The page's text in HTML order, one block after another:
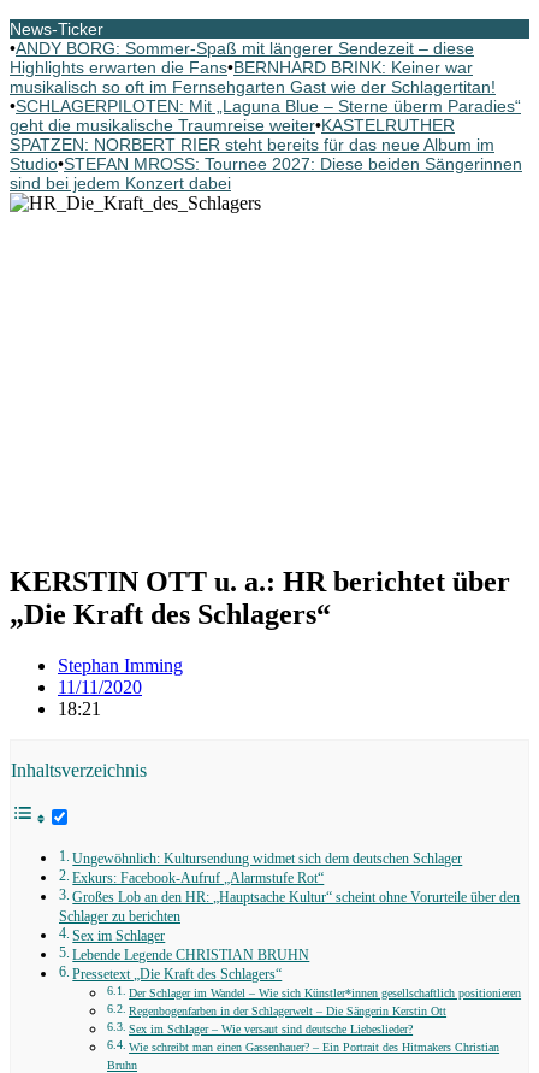
News-Ticker
•ANDY BORG: Sommer-Spaß mit längerer Sendezeit – diese
Highlights erwarten die Fans•BERNHARD BRINK: Keiner war
musikalisch so oft im Fernsehgarten Gast wie der Schlagertitan!
•SCHLAGERPILOTEN: Mit „Laguna Blue – Sterne überm Paradies“
geht die musikalische Traumreise weiter•KASTELRUTHER
SPATZEN: NORBERT RIER steht bereits für das neue Album im
Studio•STEFAN MROSS: Tournee 2027: Diese beiden Sängerinnen
sind bei jedem Konzert dabei
KERSTIN OTT u. a.: HR berichtet über
„Die Kraft des Schlagers“
Stephan Imming
11/11/2020
18:21
Inhaltsverzeichnis
Ungewöhnlich: Kultursendung widmet sich dem deutschen Schlager
Exkurs: Facebook-Aufruf „Alarmstufe Rot“
Großes Lob an den HR: „Hauptsache Kultur“ scheint ohne Vorurteile über den
Schlager zu berichten
Sex im Schlager
Lebende Legende CHRISTIAN BRUHN
Pressetext „Die Kraft des Schlagers“
Der Schlager im Wandel – Wie sich Künstler*innen gesellschaftlich positionieren
Regenbogenfarben in der Schlagerwelt – Die Sängerin Kerstin Ott
Sex im Schlager – Wie versaut sind deutsche Liebeslieder?
Wie schreibt man einen Gassenhauer? – Ein Portrait des Hitmakers Christian
Bruhn